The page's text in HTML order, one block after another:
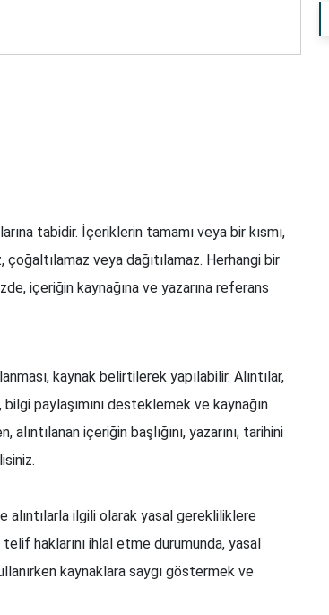
tabidir. İçeriklerin tamamı veya bir kısmı,
çoğaltılamaz veya dağıtılamaz. Herhangi bir
içeriğin kaynağına ve yazarına referans
kaynak belirtilerek yapılabilir. Alıntılar,
bilgi paylaşımını desteklemek ve kaynağın
alıntılanan içeriğin başlığını, yazarını, tarihini
ilgili olarak yasal gerekliliklere
haklarını ihlal etme durumunda, yasal
kaynaklara saygı göstermek ve